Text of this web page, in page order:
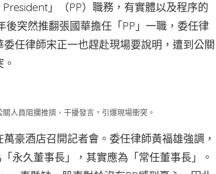
」（PP）職務，有實體以及程序的
突然推翻張國華擔任「PP」一職，委任律
任律師宋正一也趕赴現場要說明，遭到公關
人員阻攔推擠、干擾發言，引爆現場衝突。
豪酒店召開記者會。委任律師黃福雄強調，
永久董事長」，其實應為「常任董事長」。